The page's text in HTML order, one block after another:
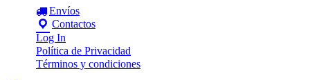
Envíos
Contactos
Log In
Política de Privacidad
Términos y condiciones